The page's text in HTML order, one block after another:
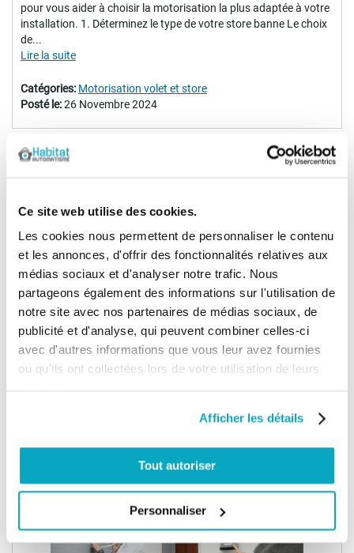
Ce site web utilise des cookies.
Les cookies nous permettent de personnaliser le contenu
et les annonces, d'offrir des fonctionnalités relatives aux
médias sociaux et d'analyser notre trafic. Nous
partageons également des informations sur l'utilisation de
notre site avec nos partenaires de médias sociaux, de
publicité et d'analyse, qui peuvent combiner celles-ci
avec d'autres informations que vous leur avez fournies
ou qu'ils ont collectées lors de votre utilisation de leurs
Afficher les détails
Tout autoriser
Personnaliser
pour vous aider à choisir la motorisation la plus adaptée à votre
installation. 1. Déterminez le type de votre store banne Le choix
de...
Lire la suite
Catégories: Motorisation volet et store
Posté le:26 Novembre 2024
Comment bien programmer votre
télécommande de porte de garage ?
Dernière étape pour poser vous même votre moteur de porte de
24 Octobre 2024